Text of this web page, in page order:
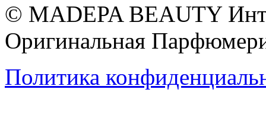
© MADEPA BEAUTY
Оригинальная
Политика